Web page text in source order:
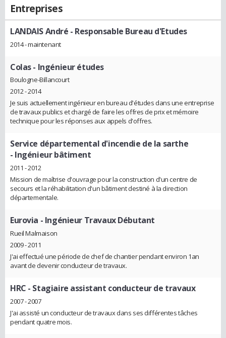
Entreprises
LANDAIS André - Responsable Bureau d'Etudes
2014 - maintenant
Colas- Ingénieur études
Boulogne-Billancourt
2012 - 2014
Je suis actuellement ingénieur en bureau d'études dans une entreprise
de travaux publics et chargé de faire les offres de prix et mémoire
technique pour les réponses aux appels d'offres.
Service départemental d'incendie de la sarthe
- Ingénieur bâtiment
2011 - 2012
Mission de maîtrise d'ouvrage pour la construction d'un centre de
secours et la réhabilitation d'un bâtiment destiné à la direction
départementale.
Eurovia - Ingénieur Travaux Débutant
Rueil Malmaison
2009 - 2011
J'ai effectué une période de chef de chantier pendant environ 1an
avant de devenir conducteur de travaux.
HRC - Stagiaire assistant conducteur de travaux
2007 - 2007
J'ai assisté un conducteur de travaux dans ses différentes tâches
pendant quatre mois.